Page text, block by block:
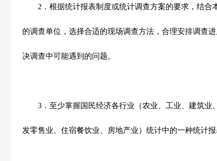
2 ．根据统计报表制度或统计调查方案的要求，结
的调查单位，选择合适的现场调查方法，合理安排调查
决调查中可能遇到的问题。
3 ．至少掌握国民经济各行业（农业、工业、建筑
发零售业、住宿餐饮业、房地产业）统计中的一种统计